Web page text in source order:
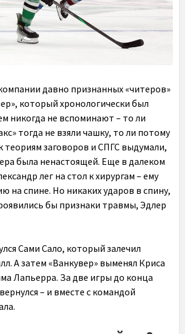
давно признанных «читеров»
который хронологически был
никогда не вспоминают – то ли
тогда не взяли чашку, то ли потому
теориям заговоров и СПГС выдумали,
была ненастоящей. Еще в далеком
лег на стол к хирургам – ему
на спине. Но никаких ударов в спину,
бы признаки травмы, Эдлер
Сами Сало, который залечил
А затем «Ванкувер» выменял Криса
Лапьерра. За две игры до конца
– и вместе с командой